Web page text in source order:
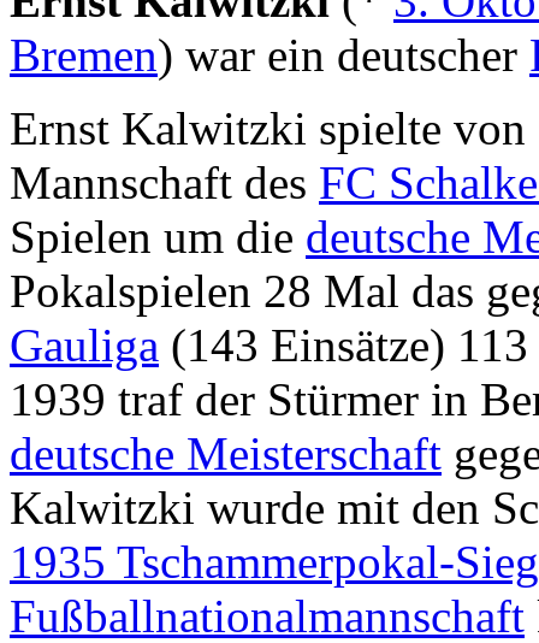
Bremen) war ein deutscher
Ernst Kalwitzki spielte
Mannschaft des FC
Spielen um die deutsche
Pokalspielen 28 Mal das
Gauliga (143 Einsätze)
1939 traf der Stürmer in
deutsche Meisterschaft
Kalwitzki wurde mit den
1935 Tschammerpokal-
Fußballnationalmannschaft